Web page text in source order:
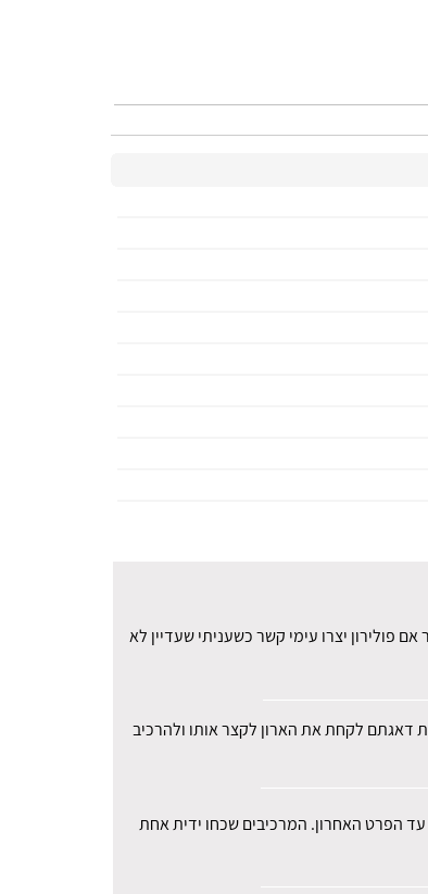
יצרו עימי קשר כשעניתי שעדיין לא
דאגתם לקחת את הארון לקצר אותו ולהרכיב
עד הפרט האחרון. המרכיבים שכחו ידית אחת